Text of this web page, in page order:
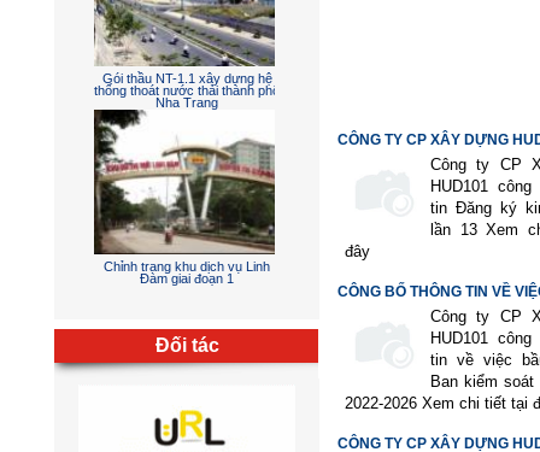
Sân đường - cấp thoát nước -
điện chiếu sáng - hồ cảnh và
phòng cháy chữa cháy
Gói thầu NT-1.1 xây dựng hệ
thống thoát nước thải thành phố
Nha Trang
Chỉnh trang khu dịch vụ Linh
Đàm giai đoạn 1
Đối tác
CÔNG TY CP XÂY DỰNG
Công ty CP
HUD101
tin Đăng ký
lần 13 Xem
đây
CÔNG BỐ THÔNG TIN VỀ
Công ty CP
HUD101
tin về việc
Ban kiểm soát
2022-2026 Xem chi tiết tại
CÔNG TY CP XÂY DỰNG